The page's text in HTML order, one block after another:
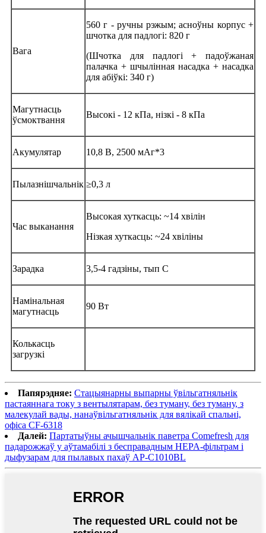
Вага
560 г - ручны рэжым; асноўны корпус +
шчотка для падлогі: 820 г
(Шчотка для падлогі + падоўжаная
палачка + шчылінная насадка + насадка
для абіўкі: 340 г)
Магутнасць
ўсмоктвання
Высокі - 12 кПа, нізкі - 8 кПа
Акумулятар 10,8 В, 2500 мАг*3
Пылазнішчальнік ≥0,3 л
Час выканання
Высокая хуткасць: ~14 хвілін
Нізкая хуткасць: ~24 хвіліны
Зарадка 3,5-4 гадзіны, тып C
Намінальная
магутнасць
90 Вт
Колькасць
загрузкі
Папярэдняе: Стацыянарны выпарны ўвільгатняльнік
пастаяннага току з вентылятарам, без туману, без туману, з
малекулай вады, нанаўвільгатняльнік для вялікай спальні,
офіса CF-6318
Далей: Партатыўны ачышчальнік паветра Comefresh для
падарожжаў у аўтамабілі з бесправадным HEPA-фільтрам і
дыфузарам для пылавых пахаў AP-C1010BL